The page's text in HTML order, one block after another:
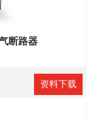
断路器
资料下载